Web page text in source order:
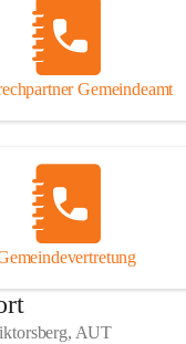
Gemeindeamt
AUT